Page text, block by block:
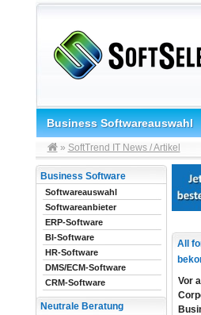
Business Softwareauswahl
» SoftTrend IT News / Artikel
All
Vor
Business Software
Softwareauswahl
Softwareanbieter
ERP-Software
BI-Software
HR-Software
DMS/ECM-Software
CRM-Software
Neutrale Beratung